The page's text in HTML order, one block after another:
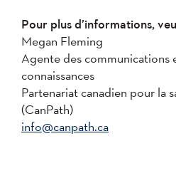
Pour plus d’informations,
Megan Fleming
Agente des communications
connaissances
Partenariat canadien pour la
(CanPath)
info@canpath.ca